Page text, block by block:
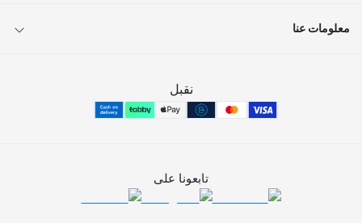
معلومات عنا
نقبل
تابعونا على